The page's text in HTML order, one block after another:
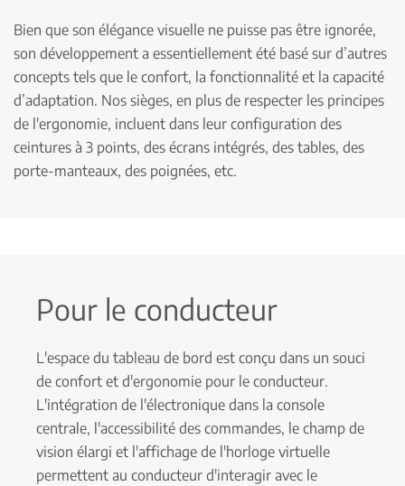
Bien que son élégance visuelle ne puisse pas être ignorée,
son développement a essentiellement été basé sur d’autres
concepts tels que le confort, la fonctionnalité et la capacité
d’adaptation. Nos sièges, en plus de respecter les principes
de l'ergonomie, incluent dans leur configuration des
ceintures à 3 points, des écrans intégrés, des tables, des
porte-manteaux, des poignées, etc.
Pour le conducteur
L'espace du tableau de bord est conçu dans un souci
de confort et d'ergonomie pour le conducteur.
L'intégration de l'électronique dans la console
centrale, l'accessibilité des commandes, le champ de
vision élargi et l'affichage de l'horloge virtuelle
permettent au conducteur d'interagir avec le